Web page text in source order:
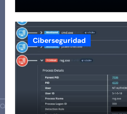
Ciberseguridad